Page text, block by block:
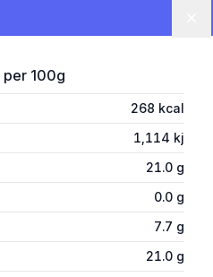
for 'Hemlåggå Sylte Hel, Frys
per 100g
268 kcal
1,114 kj
21.0 g
0.0 g
7.7 g
21.0 g